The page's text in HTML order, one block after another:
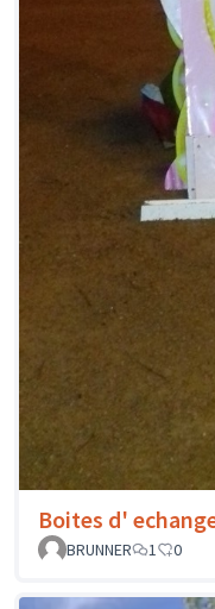
Boites d'
BRUNNER
1 0